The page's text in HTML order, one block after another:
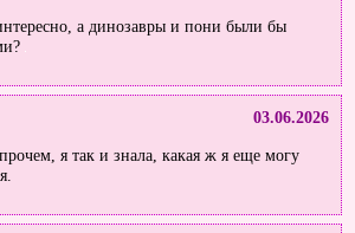
а динозавры и пони были бы
03.06.2026
я так и знала, какая ж я еще могу